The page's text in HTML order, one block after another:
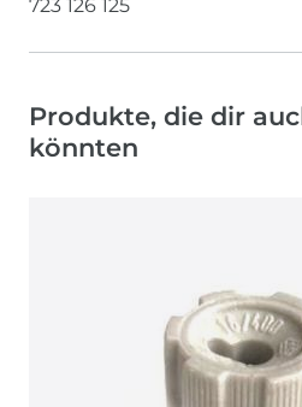
723 126 125
Produkte, die dir
könnten